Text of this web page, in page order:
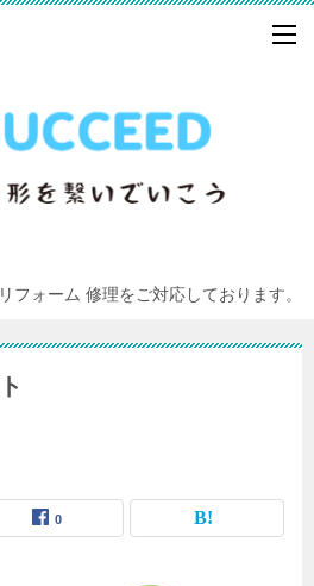
フォーム 修理をご対応しております。
0